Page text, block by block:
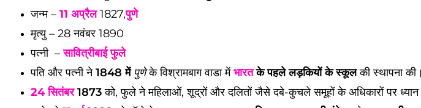
जन्म – 11 अप्रैल1827,पुणे
मृत्यु – 28 नवंबर 1890
पत्नी –सावित्रीबाई फुले
पति और पत्नी ने1848 में पुणेके विश्रामबाग वाडा मेंभारतके पहले लड़कियों के स्कूलकी स्थापना की।
24 सितंबर 1873को, फुले ने महिलाओं, शूद्रों और दलितों जैसे दबे-कुचले समूहों के अधिकारों पर